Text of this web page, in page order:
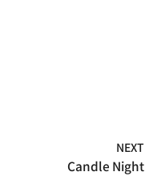
NEXT
Candle Night